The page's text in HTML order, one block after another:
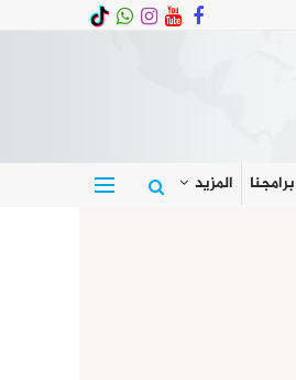
برامجنا المزيد